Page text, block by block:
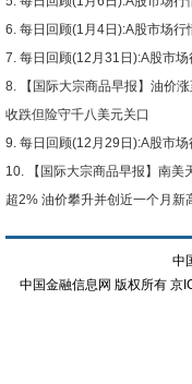
每日回顾(1月4日):A股市场行
每日回顾(12月31日):A股市场
【国际大宗商品早报】油价
收跌但险守千八美元关口
每日回顾(12月29日):A股市场
【国际大宗商品早报】南
超2% 油价攀升并创近一个月新
中
中国金融信息网 版权所有 京